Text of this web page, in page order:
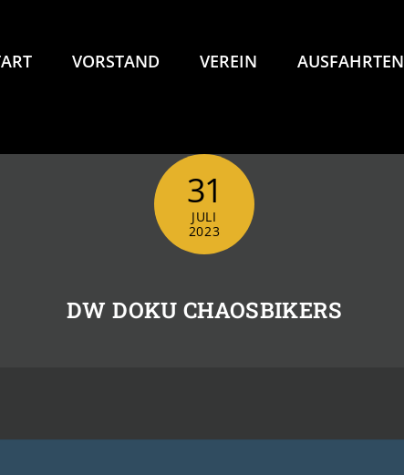
VORSTAND VEREIN AUSFAHRTEN
31
JULI
2023
DW DOKU CHAOSBIKERS